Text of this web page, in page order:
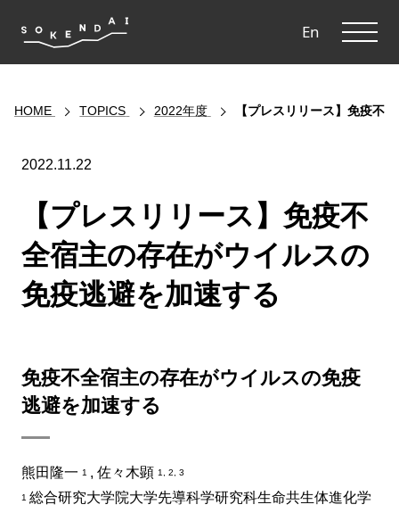
En
HOME TOPICS 2022年度 【プレスリリース】免疫不
2022.11.22
【プレスリリース】免疫不
全宿主の存在がウイルスの
免疫逃避を加速する
免疫不全宿主の存在がウイルスの免疫
逃避を加速する
熊田隆一 1 , 佐々木顕 1, 2, 3
1 総合研究大学院大学先導科学研究科生命共生体進化学